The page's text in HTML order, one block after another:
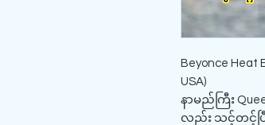
Beyonce Heat
USA)
နာမည်ကြီး
လည်း သင့်တင့်ပြီ